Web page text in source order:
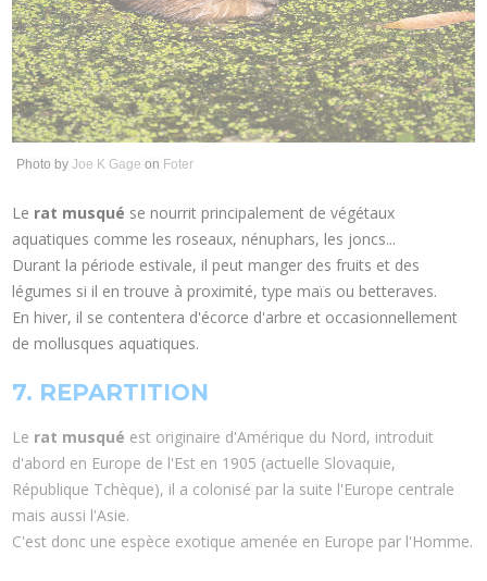
Photo byJoe K Gage on Foter
Le rat musqué se nourrit principalement de végétaux
aquatiques comme les roseaux, nénuphars, les joncs...
Durant la période estivale, il peut manger des fruits et des
légumes si il en trouve à proximité, type maïs ou betteraves.
En hiver, il se contentera d'écorce d'arbre et occasionnellement
de mollusques aquatiques.
7. REPARTITION
Le rat musqué est originaire d'Amérique du Nord, introduit
d'abord en Europe de l'Est en 1905 (actuelle Slovaquie,
République Tchèque), il a colonisé par la suite l'Europe centrale
mais aussi l'Asie.
C'est donc une espèce exotique amenée en Europe par l'Homme.